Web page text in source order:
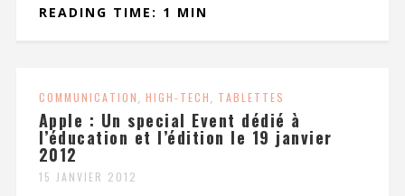
READING TIME: 1 MIN
COMMUNICATION, HIGH-TECH, TABLETTES
Apple : Un special Event dédié à
l’éducation et l’édition le 19 janvier
2012
15 JANVIER 2012